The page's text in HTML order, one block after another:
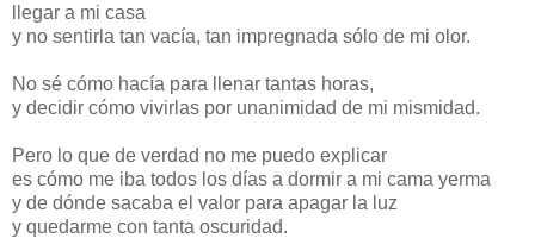
llegar a mi casa
y no sentirla tan vacía, tan impregnada sólo de mi olor.
No sé cómo hacía para llenar tantas horas,
y decidir cómo vivirlas por unanimidad de mi mismidad.
Pero lo que de verdad no me puedo explicar
es cómo me iba todos los días a dormir a mi cama yerma
y de dónde sacaba el valor para apagar la luz
y quedarme con tanta oscuridad.